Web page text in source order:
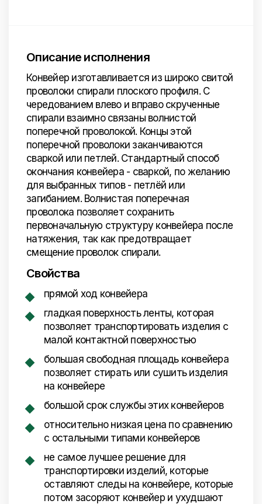
Описание исполнения
Конвейер изготавливается из широко свитой
проволоки спирали плоского профиля. С
чередованием влево и вправо скрученные
спирали взаимно связаны волнистой
поперечной проволокой. Концы этой
поперечной проволоки заканчиваются
сваркой или петлей. Стандартный способ
окончания конвейера - сваркой, по желанию
для выбранных типов - петлёй или
загибанием. Волнистая поперечная
проволока позволяет сохранить
первоначальную структуру конвейера после
натяжения, так как предотвращает
смещение проволок спирали.
Свойства
прямой ход конвейера
гладкая поверхность ленты, которая
позволяет транспортировать изделия с
малой контактной поверхностью
большая свободная площадь конвейера
позволяет стирать или сушить изделия
на конвейере
большой срок службы этих конвейеров
относительно низкая цена по сравнению
с остальными типами конвейеров
не самое лучшее решение для
транспортировки изделий, которые
оставляют следы на конвейере, которые
потом засоряют конвейер и ухудшают